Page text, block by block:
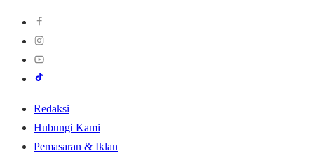
Redaksi
Hubungi Kami
Pemasaran & Iklan